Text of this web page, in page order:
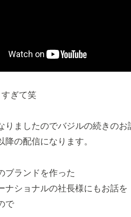
ぎて笑
りましたのでバジルの続きのお
降の配信になります。
ブランドを作った
ナショナルの社長様にもお話を
で